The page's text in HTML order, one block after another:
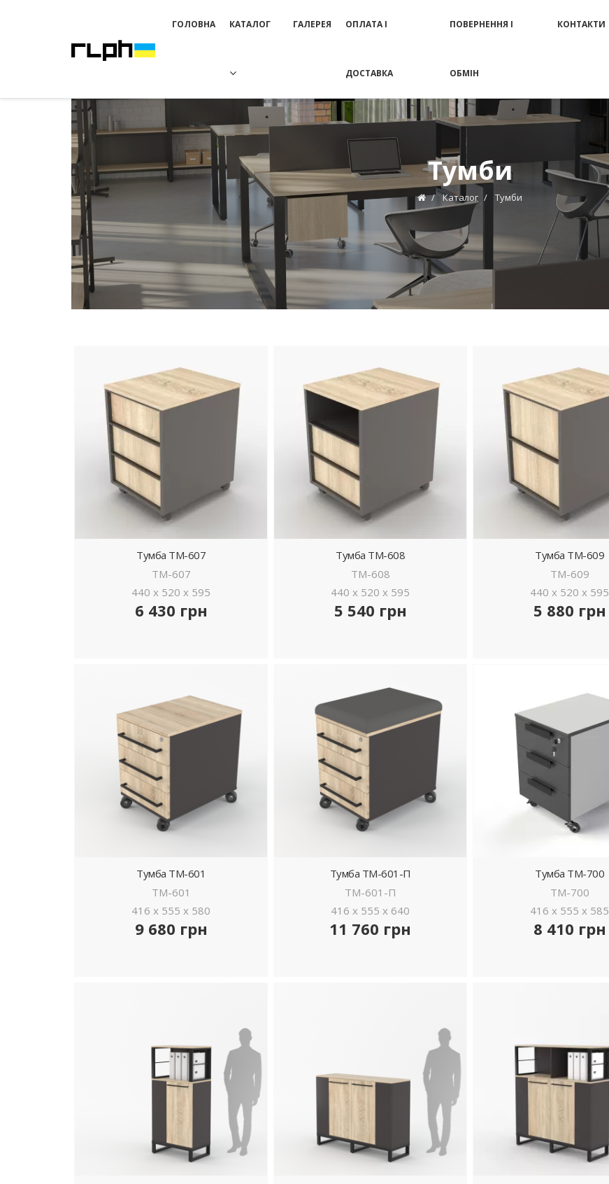
ГОЛОВНА КАТАЛОГ ГАЛЕРЕЯ ОПЛАТА І
ДОСТАВКА
ПОВЕРНЕННЯ І
ОБМІН
КОНТАКТИ
Тумби
Каталог Тумби
Тумба ТМ-607
ТМ-607
440 x 520 x 595
6 430 грн
Тумба ТМ-608
ТМ-608
440 x 520 x 595
5 540 грн
Тумба ТМ-609
ТМ-609
440 x 520 x 595
5 880 грн
Тумба ТМ-601
ТМ-601
416 x 555 x 580
9 680 грн
Тумба ТМ-601-П
ТМ-601-П
416 x 555 x 640
11 760 грн
Тумба ТМ-700
ТМ-700
416 x 555 x 585
8 410 грн